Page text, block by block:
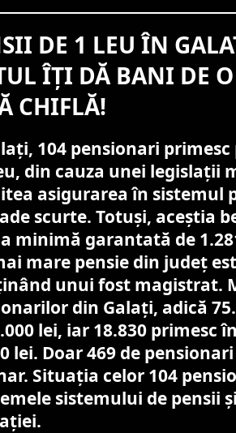
DE 1 LEU ÎN
ÎȚI DĂ BANI DE
CHIFLĂ!
104 pensionari
din cauza unei legislații
asigurarea în sistemul
scurte. Totuși, aceștia
minimă garantată de
mare pensie din județ
unui fost magistrat.
din Galați, adică
lei, iar 18.830 primesc
lei. Doar 469 de
Situația celor 104
sistemului de pensii